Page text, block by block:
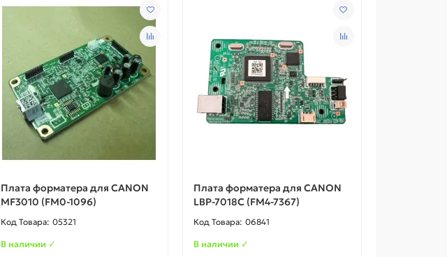
Плата форматера для CANON
MF3010 (FM0-1096)
05321
В наличии ✓
Плата форматера для CANON
LBP-7018C (FM4-7367)
06841
В наличии ✓